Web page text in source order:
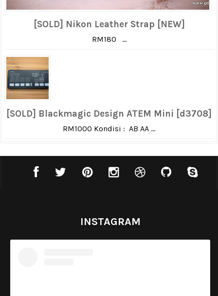
[SOLD] Nikon Leather Strap [NEW]
RM180 ...
[SOLD] Blackmagic Design ATEM Mini [d3708]
RM1000 Kondisi : AB AA ...
INSTAGRAM